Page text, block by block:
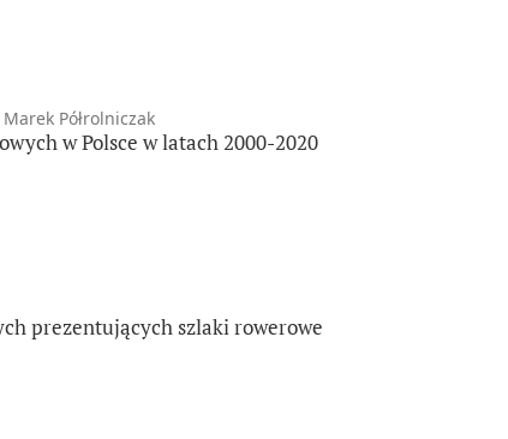
Półrolniczak
w Polsce w latach 2000-2020
prezentujących szlaki rowerowe